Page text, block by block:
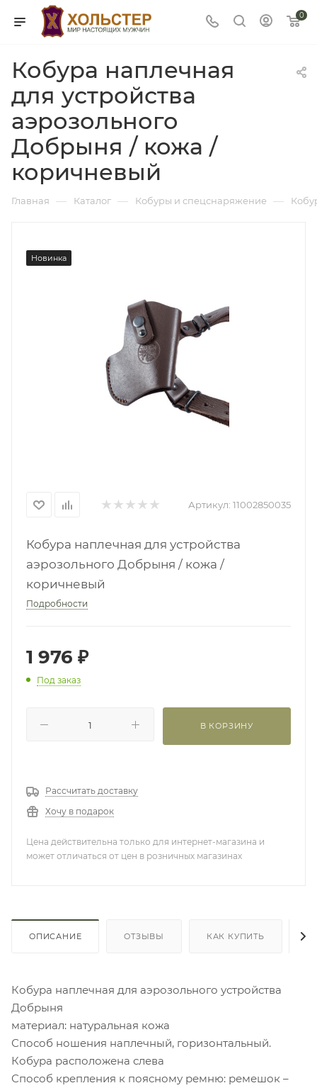
0
Кобура наплечная
для устройства
аэрозольного
Добрыня / кожа /
коричневый
Главная — Каталог — Кобуры и спецснаряжение —
Новинка
Артикул: 11002850035
Кобура наплечная для устройства
аэрозольного Добрыня / кожа /
коричневый
Подробности
1 976 ₽
Под заказ
В КОРЗИНУ
Рассчитать доставку
Хочу в подарок
Цена действительна только для интернет-магазина и
может отличаться от цен в розничных магазинах
ОПИСАНИЕ ОТЗЫВЫ КАК КУПИТЬ
Кобура наплечная для аэрозольного устройства
Добрыня
материал: натуральная кожа
Способ ношения наплечный, горизонтальный.
Кобура расположена слева
Способ крепления к поясному ремню: ремешок –